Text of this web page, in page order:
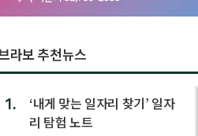
라보 추천뉴스
1.
‘내게 맞는 일자리 찾기’ 일자
리 탐험 노트